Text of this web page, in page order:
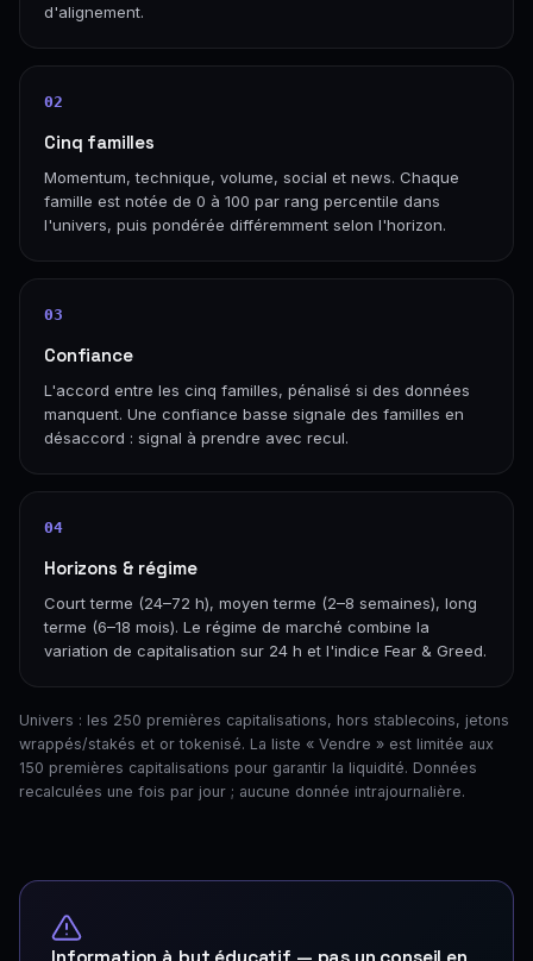
d'alignement.
02
Cinq familles
Momentum, technique, volume, social et news. Chaque
famille est notée de 0 à 100 par rang percentile dans
l'univers, puis pondérée différemment selon l'horizon.
03
Confiance
L'accord entre les cinq familles, pénalisé si des données
manquent. Une confiance basse signale des familles en
désaccord : signal à prendre avec recul.
04
Horizons & régime
Court terme (24–72 h), moyen terme (2–8 semaines), long
terme (6–18 mois). Le régime de marché combine la
variation de capitalisation sur 24 h et l'indice Fear & Greed.
Univers : les 250 premières capitalisations, hors stablecoins, jetons
wrappés/stakés et or tokenisé. La liste « Vendre » est limitée aux
150 premières capitalisations pour garantir la liquidité. Données
recalculées une fois par jour ; aucune donnée intrajournalière.